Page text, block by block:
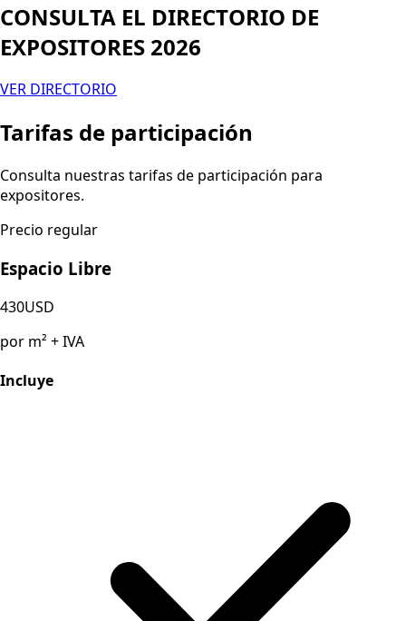
CONSULTA EL DIRECTORIO DE
EXPOSITORES 2026
VER DIRECTORIO
Tarifas de participación
Consulta nuestras tarifas de participación para
expositores.
Precio regular
Espacio Libre
430USD
por m² + IVA
Incluye